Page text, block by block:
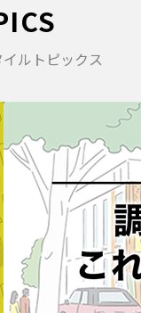
ルトピックス